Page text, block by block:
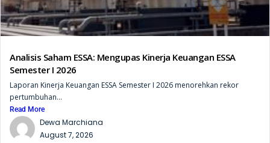
Analisis Saham ESSA: Mengupas Kinerja Keuangan ESSA
Semester I 2026
Laporan Kinerja Keuangan ESSA Semester I 2026 menorehkan rekor
pertumbuhan...
Read More
Dewa Marchiana
August 7, 2026